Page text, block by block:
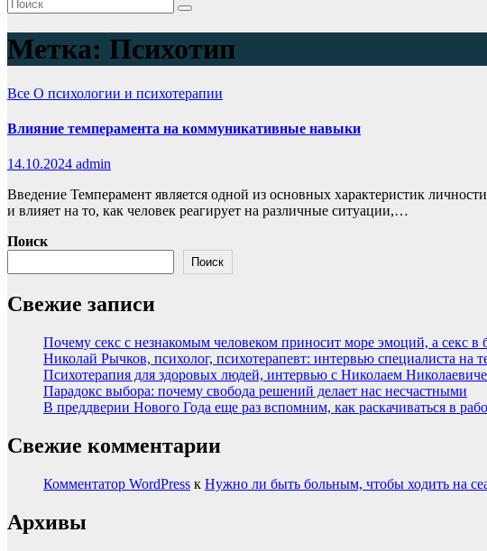
Метка: Психотип
Все О психологии и психотерапии
Влияние темперамента на коммуникативные навыки
14.10.2024 admin
Введение Темперамент является одной из основных характеристик
и влияет на то, как человек реагирует на различные ситуации,…
Поиск
Поиск
Свежие записи
Почему секс с незнакомым человеком приносит море эмоций, а секс в
Николай Рычков, психолог, психотерапевт: интервью специалиста на
Психотерапия для здоровых людей, интервью с Николаем
Парадокс выбора: почему свобода решений делает нас несчастными
В преддверии Нового Года еще раз вспомним, как раскачиваться в
Свежие комментарии
Комментатор WordPress к Нужно ли быть больным, чтобы ходить на
Архивы